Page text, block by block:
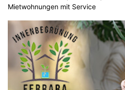
Mietwohnungen mit Service